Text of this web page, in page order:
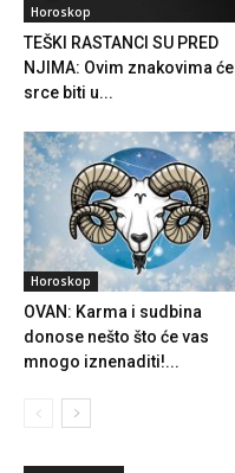
Horoskop
TEŠKI RASTANCI SU PRED
NJIMA: Ovim znakovima će
srce biti u...
Horoskop
OVAN: Karma i sudbina
donose nešto što će vas
mnogo iznenaditi!...